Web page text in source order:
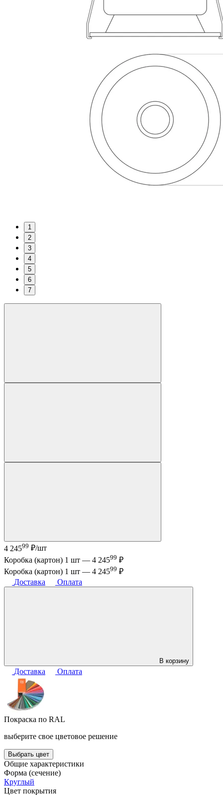
1
2
3
4
5
6
7
4 24599 ₽/шт
Коробка (картон) 1 шт — 4 24599 ₽
Коробка (картон) 1 шт — 4 24599 ₽
Доставка
Оплата
В корзину
Доставка Оплата
Покраска по RAL
выберите свое цветовое решение
Выбрать цвет
Общие характеристики
Форма (сечение)
Круглый
Цвет покрытия